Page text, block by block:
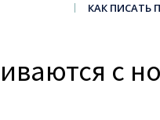
КАК ПИСАТЬ
с